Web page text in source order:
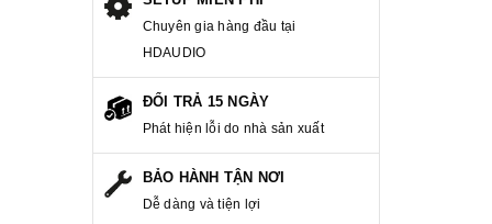
Chuyên gia hàng đầu tại
HDAUDIO
ĐỔI TRẢ 15 NGÀY
Phát hiện lỗi do nhà sản xuất
BẢO HÀNH TẬN NƠI
Dễ dàng và tiện lợi